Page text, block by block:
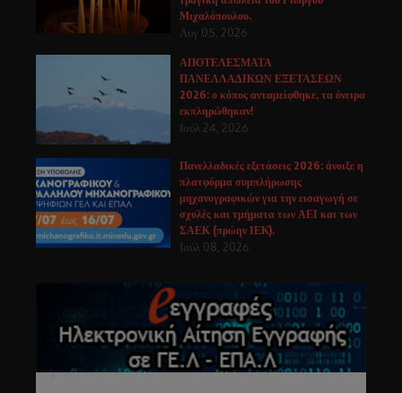
Μιχαλόπουλου.
Αυγ 05, 2026
ΑΠΟΤΕΛΕΣΜΑΤΑ
ΠΑΝΕΛΛΑΔΙΚΩΝ ΕΞΕΤΑΣΕΩΝ
2026: ο κόπος ανταμείφθηκε, τα όνειρα
εκπληρώθηκαν!
Ιούλ 24, 2026
Πανελλαδικές εξετάσεις 2026: άνοιξε η
πλατφόρμα συμπλήρωσης
μηχανογραφικών για την εισαγωγή σε
σχολές και τμήματα των ΑΕΙ και των
ΣΑΕΚ (πρώην ΙΕΚ).
Ιούλ 08, 2026